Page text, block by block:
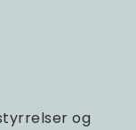
og